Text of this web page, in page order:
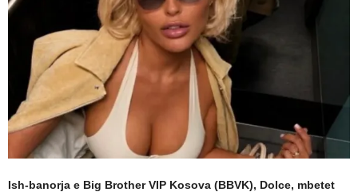
Ish-banorja e Big Brother VIP Kosova (BBVK), Dolce, mbetet